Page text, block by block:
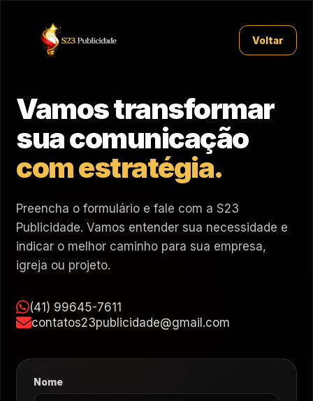
Voltar
Vamos transformar
sua comunicação
com estratégia.
Preencha o formulário e fale com a S23
Publicidade. Vamos entender sua necessidade e
indicar o melhor caminho para sua empresa,
igreja ou projeto.
(41) 99645-7611
contatos23publicidade@gmail.com
Nome